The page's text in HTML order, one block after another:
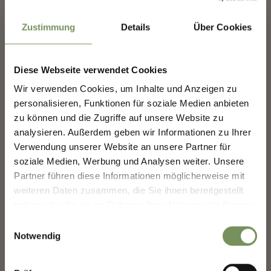
Zustimmung Details Über Cookies
Diese Webseite verwendet Cookies
Wir verwenden Cookies, um Inhalte und Anzeigen zu
personalisieren, Funktionen für soziale Medien anbieten
zu können und die Zugriffe auf unsere Website zu
analysieren. Außerdem geben wir Informationen zu Ihrer
Verwendung unserer Website an unsere Partner für
soziale Medien, Werbung und Analysen weiter. Unsere
Partner führen diese Informationen möglicherweise mit
weiteren Daten zusammen, die Sie ihnen bereitgestellt
Notwendig
Ein Mitbringsel aus Meran, das jeder Gast nach Hause
mitnehmen sollte?
Ich schicke voraus, dass jeder Gast Merans die Eindrücke
der Schönheit und des Flairs der Stadt mit nach Hause
Zudem gibt es viele ausgezeichnete Spezialitäten, die
unbedingt als Mitbringsel erworben werden sollten – allen
MERANS ZUKUNFT
GESTALTEN — GEMEINSAM.
MERANS ZUKUNFT GESTALTEN —
GEMEINSAM.
Deine Meinung zählt. Scannen, teilen, bewegen.